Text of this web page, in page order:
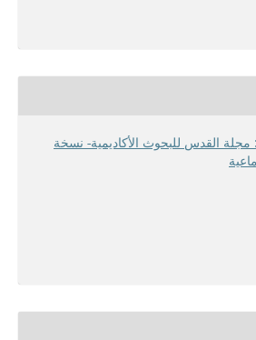
1 عدد 3 (2024): مجلة القدس للبحوث الأكاديمية- نسخة